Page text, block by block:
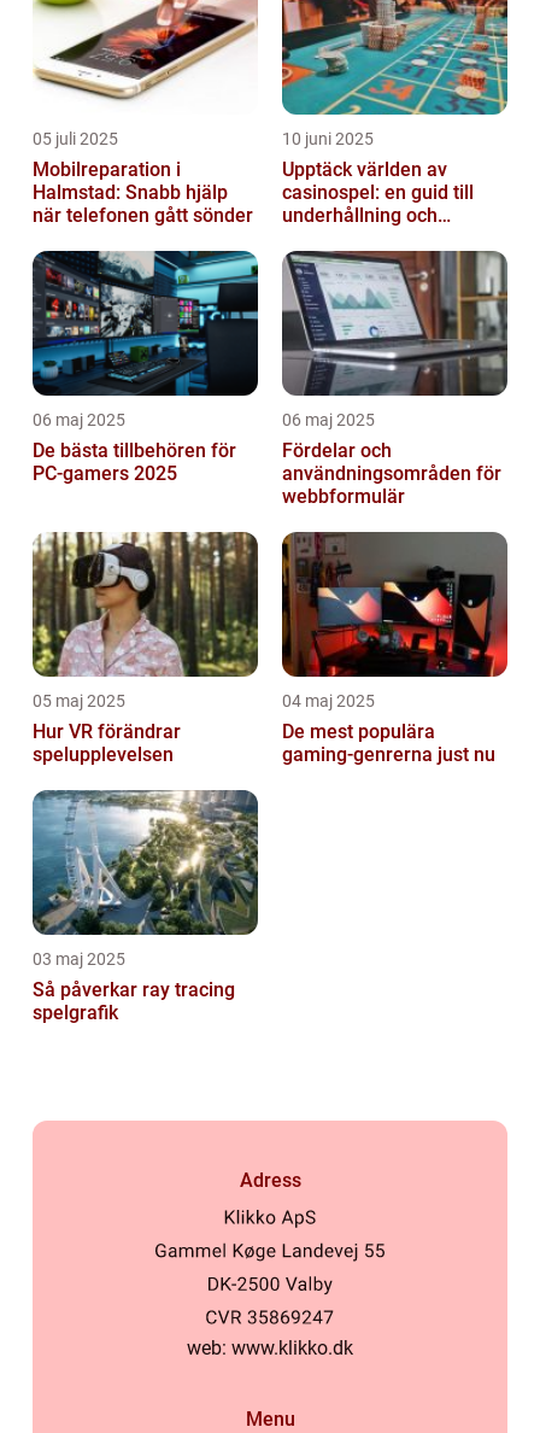
05 juli 2025
Mobilreparation i
Halmstad: Snabb hjälp
när telefonen gått sönder
10 juni 2025
Upptäck världen av
casinospel: en guid till
underhållning och
06 maj 2025
De bästa tillbehören för
PC-gamers 2025
06 maj 2025
Fördelar och
användningsområden för
webbformulär
05 maj 2025
Hur VR förändrar
spelupplevelsen
04 maj 2025
De mest populära
gaming-genrerna just nu
03 maj 2025
Så påverkar ray tracing
spelgrafik
Adress
web: www.klikko.dk
Menu